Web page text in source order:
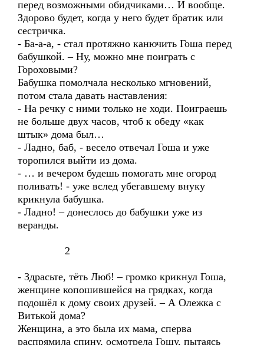
перед возможными обидчиками… И вообще.
Здорово будет, когда у него будет братик или
сестричка.
- Ба-а-а, - стал протяжно канючить Гоша перед
бабушкой. – Ну, можно мне поиграть с
Гороховыми?
Бабушка помолчала несколько мгновений,
потом стала давать наставления:
- На речку с ними только не ходи. Поиграешь
не больше двух часов, чтоб к обеду «как
штык» дома был…
- Ладно, баб, - весело отвечал Гоша и уже
торопился выйти из дома.
- … и вечером будешь помогать мне огород
поливать! - уже вслед убегавшему внуку
крикнула бабушка.
- Ладно! – донеслось до бабушки уже из
веранды.
2
- Здрасьте, тёть Люб! – громко крикнул Гоша,
женщине копошившейся на грядках, когда
подошёл к дому своих друзей. – А Олежка с
Витькой дома?
Женщина, а это была их мама, сперва
распрямила спину, осмотрела Гошу, пытаясь